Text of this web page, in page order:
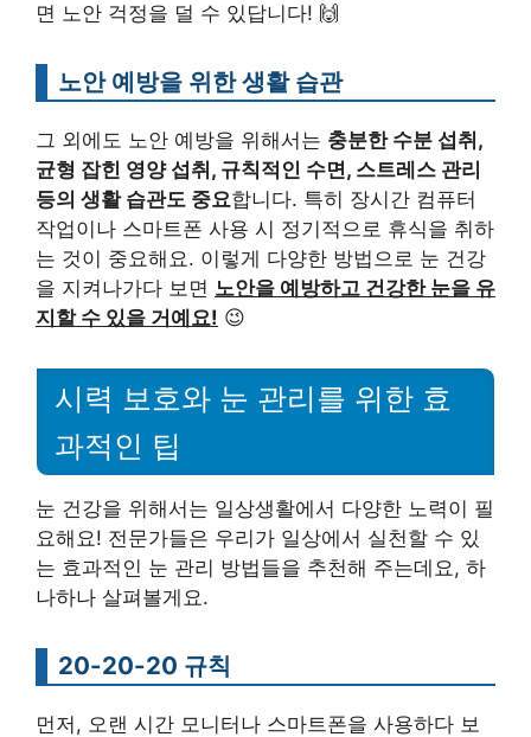
면 노안 걱정을 덜 수 있답니다! 🙌
노안 예방을 위한 생활 습관
그 외에도 노안 예방을 위해서는 충분한 수분 섭취,
균형 잡힌 영양 섭취, 규칙적인 수면, 스트레스 관리
등의 생활 습관도 중요합니다. 특히 장시간 컴퓨터
작업이나 스마트폰 사용 시 정기적으로 휴식을 취하
는 것이 중요해요. 이렇게 다양한 방법으로 눈 건강
을 지켜나가다 보면 노안을 예방하고 건강한 눈을 유
지할 수 있을 거예요! 😉
시력 보호와 눈 관리를 위한 효
과적인 팁
눈 건강을 위해서는 일상생활에서 다양한 노력이 필
요해요! 전문가들은 우리가 일상에서 실천할 수 있
는 효과적인 눈 관리 방법들을 추천해 주는데요, 하
나하나 살펴볼게요.
20-20-20 규칙
먼저, 오랜 시간 모니터나 스마트폰을 사용하다 보